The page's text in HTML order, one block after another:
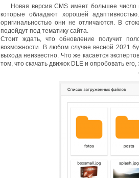
Новая версия CMS имеет большее
которые обладают хорошей
оригинальностью они не отличаются. В
подойдут под тематику сайта.
Стоит ждать, что обновление получит
возможности. В любом случае весной 2021
выхода неизвестно. Что же касается
том, что скачать движок DLE и опробовать его,